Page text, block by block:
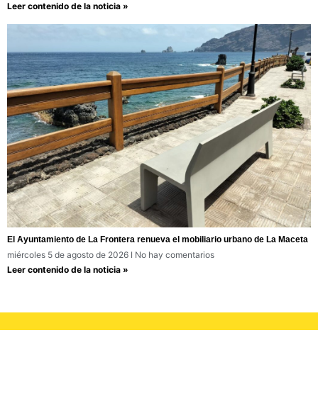
Leer contenido de la noticia »
El Ayuntamiento de La Frontera renueva el mobiliario urbano de La Maceta
miércoles 5 de agosto de 2026
No hay comentarios
Leer contenido de la noticia »